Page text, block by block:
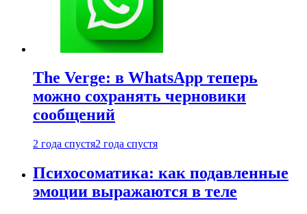
The Verge: в WhatsApp теперь
можно сохранять черновики
сообщений
2 года спустя2 года спустя
Психосоматика: как подавленные
эмоции выражаются в теле